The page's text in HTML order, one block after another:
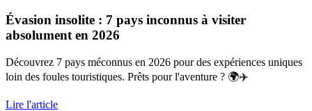
Évasion insolite : 7 pays inconnus à visiter
absolument en 2026
Découvrez 7 pays méconnus en 2026 pour des expériences uniques
loin des foules touristiques. Prêts pour l'aventure ? 🌍✈️
Lire l'article